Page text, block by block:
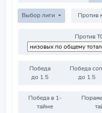
Выбор лиги
Против
Победа
до 1.5
Победа
до 1.5
Победа в 1-
тайме